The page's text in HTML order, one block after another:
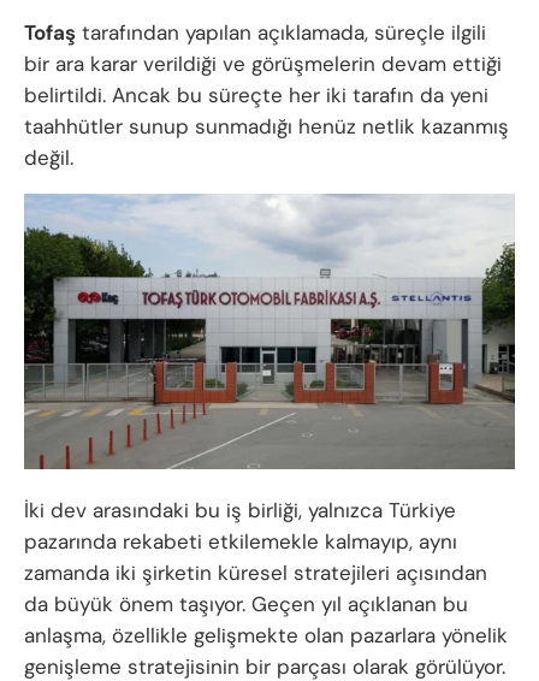
Tofaş tarafından yapılan açıklamada, süreçle ilgili
bir ara karar verildiği ve görüşmelerin devam ettiği
belirtildi. Ancak bu süreçte her iki tarafın da yeni
taahhütler sunup sunmadığı henüz netlik kazanmış
değil.
İki dev arasındaki bu iş birliği, yalnızca Türkiye
pazarında rekabeti etkilemekle kalmayıp, aynı
zamanda iki şirketin küresel stratejileri açısından
da büyük önem taşıyor. Geçen yıl açıklanan bu
anlaşma, özellikle gelişmekte olan pazarlara yönelik
genişleme stratejisinin bir parçası olarak görülüyor.